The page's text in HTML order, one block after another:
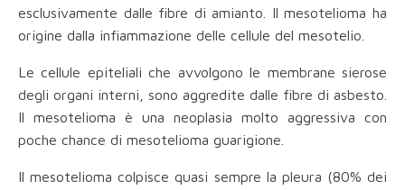
esclusivamente dalle fibre di amianto. Il mesotelioma ha
origine dalla infiammazione delle cellule del mesotelio.
Le cellule epiteliali che avvolgono le membrane sierose
degli organi interni, sono aggredite dalle fibre di asbesto.
Il mesotelioma è una neoplasia molto aggressiva con
poche chance di mesotelioma guarigione.
Il mesotelioma colpisce quasi sempre la pleura (80% dei